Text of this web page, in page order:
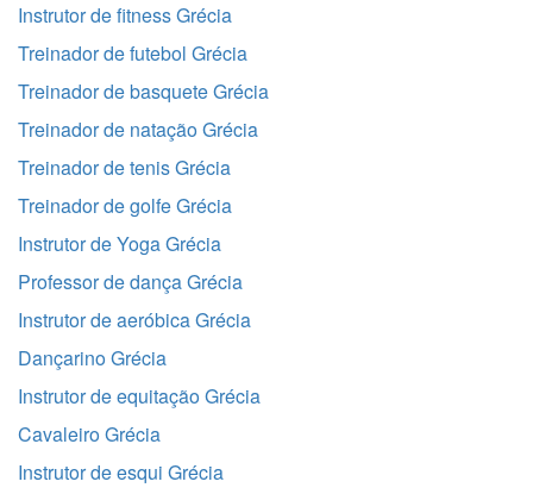
Instrutor de fitness Grécia
Treinador de futebol Grécia
Treinador de basquete Grécia
Treinador de natação Grécia
Treinador de tenis Grécia
Treinador de golfe Grécia
Instrutor de Yoga Grécia
Professor de dança Grécia
Instrutor de aeróbica Grécia
Dançarino Grécia
Instrutor de equitação Grécia
Cavaleiro Grécia
Instrutor de esqui Grécia